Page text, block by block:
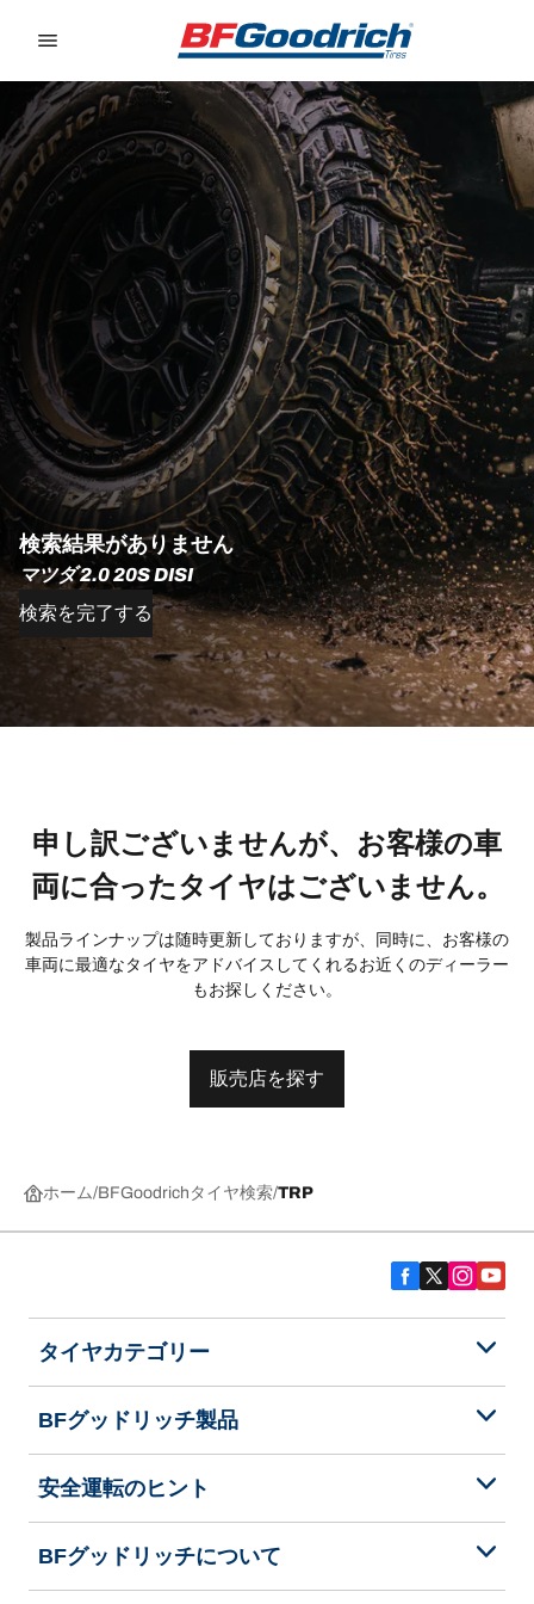
検索結果がありません
マツダ 2.0 20S DISI
検索を完了する
申し訳ございませんが、お客様の車
両に合ったタイヤはございません。
製品ラインナップは随時更新しておりますが、同時に、お客様の
車両に最適なタイヤをアドバイスしてくれるお近くのディーラー
もお探しください。
販売店を探す
ホーム BFGoodrichタイヤ検索 TRP
タイヤカテゴリー
BFグッドリッチ製品
安全運転のヒント
BFグッドリッチについて